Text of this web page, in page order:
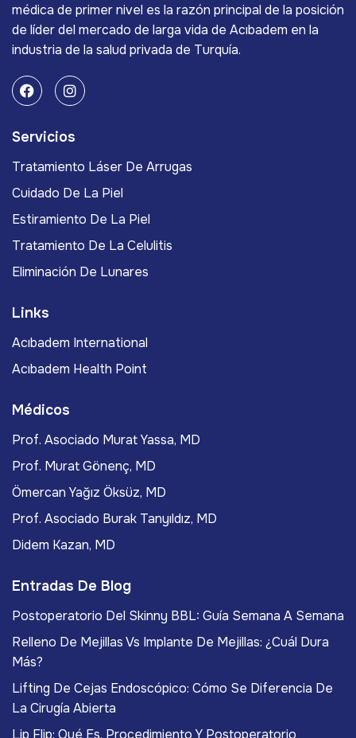
médica de primer nivel es la razón principal de la posición
de líder del mercado de larga vida de Acıbadem en la
industria de la salud privada de Turquía.
Servicios
Tratamiento Láser De Arrugas
Cuidado De La Piel
Estiramiento De La Piel
Tratamiento De La Celulitis
Eliminación De Lunares
Links
Acıbadem International
Acıbadem Health Point
Médicos
Prof. Asociado Murat Yassa, MD
Prof. Murat Gönenç, MD
Ömercan Yağız Öksüz, MD
Prof. Asociado Burak Tanyıldız, MD
Didem Kazan, MD
Entradas De Blog
Postoperatorio Del Skinny BBL: Guía Semana A Semana
Relleno De Mejillas Vs Implante De Mejillas: ¿Cuál Dura
Más?
Lifting De Cejas Endoscópico: Cómo Se Diferencia De
La Cirugía Abierta
Lip Flip: Qué Es, Procedimiento Y Postoperatorio